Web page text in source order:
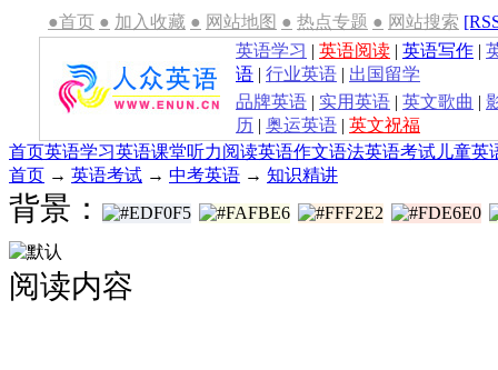
●首页 ● 加入收藏 ● 网站地图 ● 热点专题 ● 网站搜索
英语学习 | 英语阅读 | 英语写作 |
语 | 行业英语 | 出国留学
品牌英语 | 实用英语 | 英文歌曲 |
历 | 奥运英语 | 英文祝福
首页英语学习英语课堂听力阅读英语作文语法英语考试 儿童英
首页 → 英语考试 → 中考英语 → 知识精讲
背景：
阅读内容